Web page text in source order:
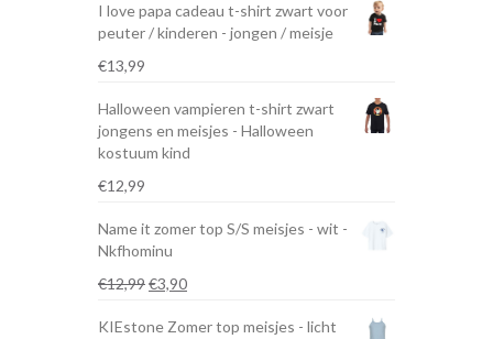
I love papa cadeau t-shirt zwart voor
peuter / kinderen - jongen / meisje
€13,99
Halloween vampieren t-shirt zwart
jongens en meisjes - Halloween
kostuum kind
€12,99
Name it zomer top S/S meisjes - wit -
Nkfhominu
€12,99Oorspronkelijke
was:
€3,90Huidige
is:
KIEstone Zomer top meisjes - licht